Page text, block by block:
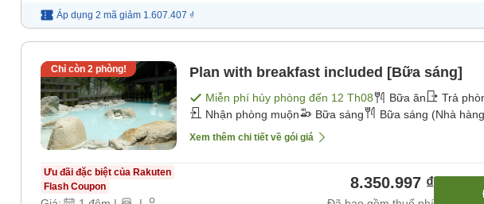
Áp dụng 2 mã giảm 1.607.407 ₫
Chỉ còn 2phòng! Plan with breakfast included [Bữa sáng]
Miễn phí hủy phòng đến 12 Th08 Bữa ăn
Trả
Nhận phòng muộn
Bữa sáng Bữa sáng (Nhà
Xem thêm chi tiết về gói giá
Ưu đãi đặc biệt của Rakuten
Flash Coupon
8.350.997 ₫